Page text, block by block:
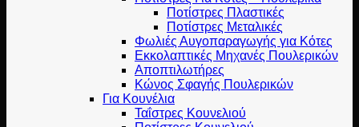
Ποτίστρες Πλαστικές
Ποτίστρες Μεταλικές
Φωλιές Αυγοπαραγωγής για Κότες
Εκκολαπτικές Μηχανές Πουλερικών
Αποπτιλωτήρες
Κώνος Σφαγής Πουλερικών
Για Κουνέλια
Ταΐστρες Κουνελιού